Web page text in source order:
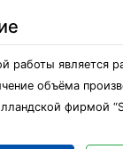
работы является
объёма
фирмой